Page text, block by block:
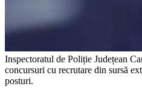
Inspectoratul de Poliție Județean
concursuri cu recrutare din sursă
posturi.